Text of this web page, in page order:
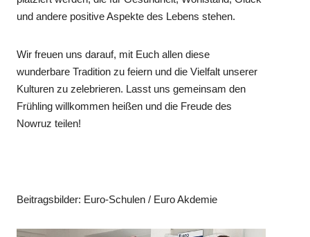
und andere positive Aspekte des Lebens stehen.
Wir freuen uns darauf, mit Euch allen diese
wunderbare Tradition zu feiern und die Vielfalt unserer
Kulturen zu zelebrieren. Lasst uns gemeinsam den
Frühling willkommen heißen und die Freude des
Nowruz teilen!
Beitragsbilder: Euro-Schulen / Euro Akdemie